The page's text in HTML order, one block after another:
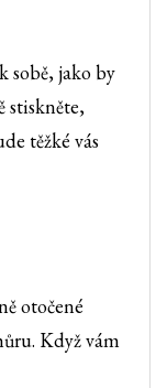
sobě, jako by
stiskněte,
těžké vás
otočené
Když vám